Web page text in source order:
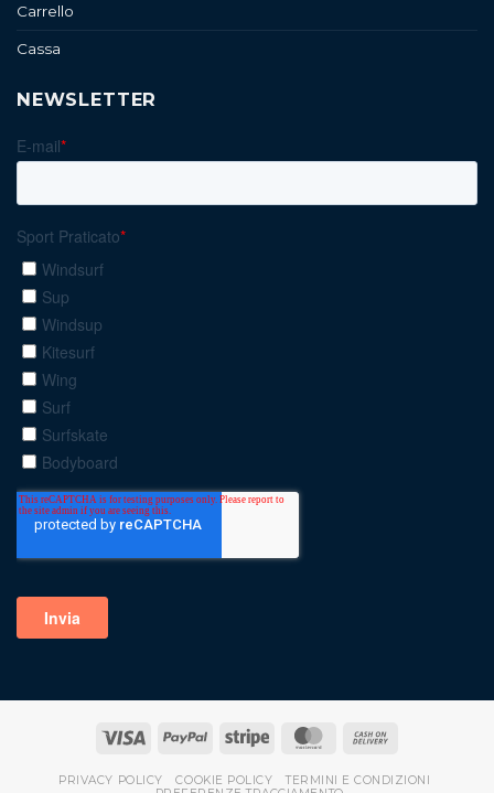
Carrello
Cassa
NEWSLETTER
PRIVACY POLICY COOKIE POLICY
TERMINI E CONDIZIONI